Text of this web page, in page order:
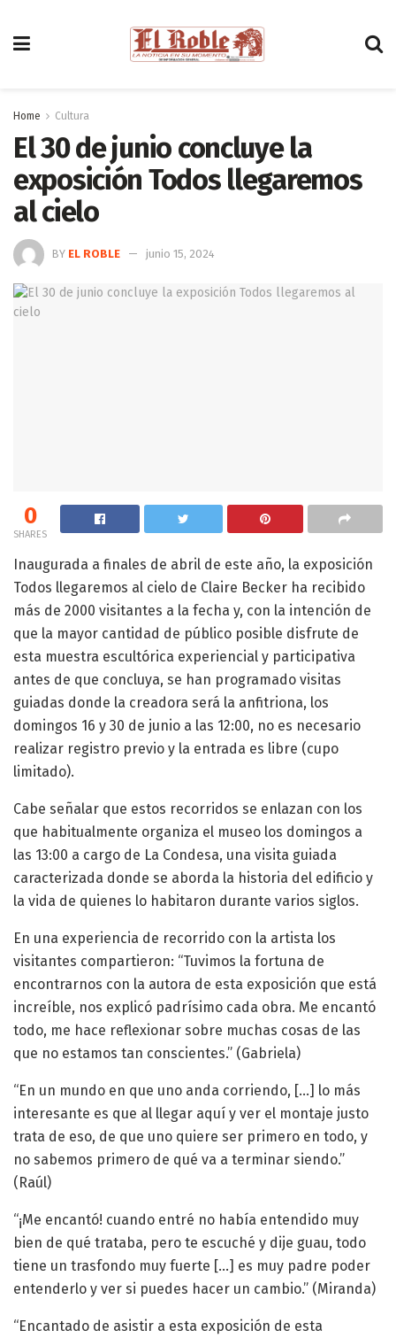
Home Cultura
El 30 de junio concluye la
exposición Todos llegaremos
al cielo
BY EL ROBLE junio 15, 2024
0
SHARES
Inaugurada a finales de abril de este año, la exposición
Todos llegaremos al cielo de Claire Becker ha recibido
más de 2000 visitantes a la fecha y, con la intención de
que la mayor cantidad de público posible disfrute de
esta muestra escultórica experiencial y participativa
antes de que concluya, se han programado visitas
guiadas donde la creadora será la anfitriona, los
domingos 16 y 30 de junio a las 12:00, no es necesario
realizar registro previo y la entrada es libre (cupo
limitado).
Cabe señalar que estos recorridos se enlazan con los
que habitualmente organiza el museo los domingos a
las 13:00 a cargo de La Condesa, una visita guiada
caracterizada donde se aborda la historia del edificio y
la vida de quienes lo habitaron durante varios siglos.
En una experiencia de recorrido con la artista los
visitantes compartieron: “Tuvimos la fortuna de
encontrarnos con la autora de esta exposición que está
increíble, nos explicó padrísimo cada obra. Me encantó
todo, me hace reflexionar sobre muchas cosas de las
que no estamos tan conscientes.” (Gabriela)
“En un mundo en que uno anda corriendo, […] lo más
interesante es que al llegar aquí y ver el montaje justo
trata de eso, de que uno quiere ser primero en todo, y
no sabemos primero de qué va a terminar siendo.”
(Raúl)
“¡Me encantó! cuando entré no había entendido muy
bien de qué trataba, pero te escuché y dije guau, todo
tiene un trasfondo muy fuerte […] es muy padre poder
entenderlo y ver si puedes hacer un cambio.” (Miranda)
“Encantado de asistir a esta exposición de esta